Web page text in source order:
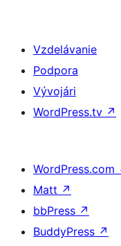
Vzdelávanie
Podpora
Vývojári
WordPress.tv ↗
WordPress.com
Matt ↗
bbPress ↗
BuddyPress ↗